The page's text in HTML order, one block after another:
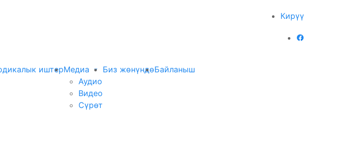
Кирүү
иштерМедиа
Аудио
Видео
Сүрөт
Биз жөнүндөБайланыш